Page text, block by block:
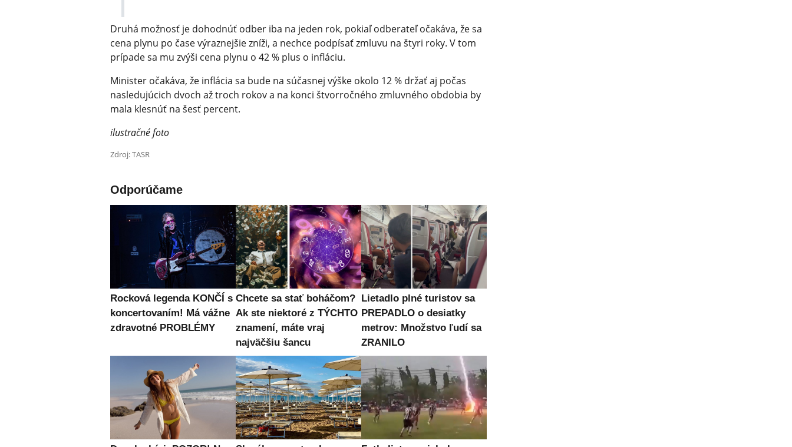
Druhá možnosť je dohodnúť odber iba na jeden rok, pokiaľ odberateľ očakáva, že sa
cena plynu po čase výraznejšie zníži, a nechce podpísať zmluvu na štyri roky. V tom
prípade sa mu zvýši cena plynu o 42 % plus o infláciu.
Minister očakáva, že inflácia sa bude na súčasnej výške okolo 12 % držať aj počas
nasledujúcich dvoch až troch rokov a na konci štvorročného zmluvného obdobia by
mala klesnúť na šesť percent.
ilustračné foto
Zdroj: TASR
Odporúčame
Rocková legenda KONČÍ s
koncertovaním! Má vážne
zdravotné PROBLÉMY
Chcete sa stať boháčom?
Ak ste niektoré z TÝCHTO
znamení, máte vraj
najväčšiu šancu
Lietadlo plné turistov sa
PREPADLO o desiatky
metrov: Množstvo ľudí sa
ZRANILO